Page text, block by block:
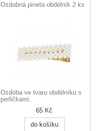
Ozdobná pineta obdélník 2 ks
Ozdoba ve tvaru obdélníku s
perličkami.
65 Kč
do košíku